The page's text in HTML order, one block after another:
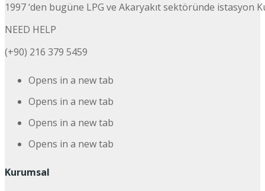
1997 ‘den bugüne LPG ve Akaryakıt sektöründe istasyon
NEED HELP
(+90) 216 379 5459
Opens in a new tab
Opens in a new tab
Opens in a new tab
Opens in a new tab
Kurumsal